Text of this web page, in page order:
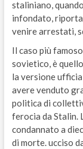
staliniano,
infondato,
venire arrestati,
Il caso più
sovietico, è
la versione
avere venduto
politica di
ferocia da Stalin.
condannato a
di morte. ucciso